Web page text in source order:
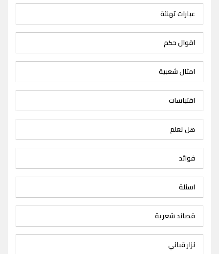
عبارات تهنئة
اقوال حكم
امثال شعبية
اقتباسات
هل تعلم
فوائد
اسئلة
قصائد شعرية
نزار قباني